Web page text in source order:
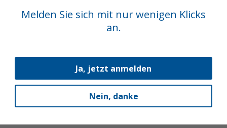
02306G
Matt, Feinstruktur
Weitere anzeigen[+]
Melden Sie sich mit nur wenigen Klicks
an.
Ja, jetzt anmelden
Nein, danke